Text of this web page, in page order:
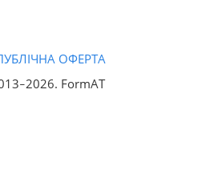
ОФЕРТА
2026. FormAT